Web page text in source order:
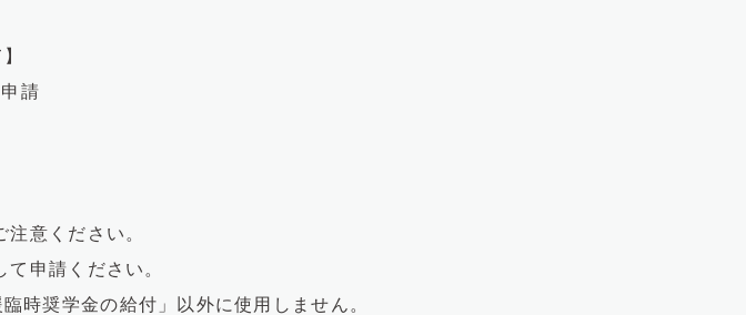
請
意ください。
請ください。
奨学金の給付」以外に使用しません。